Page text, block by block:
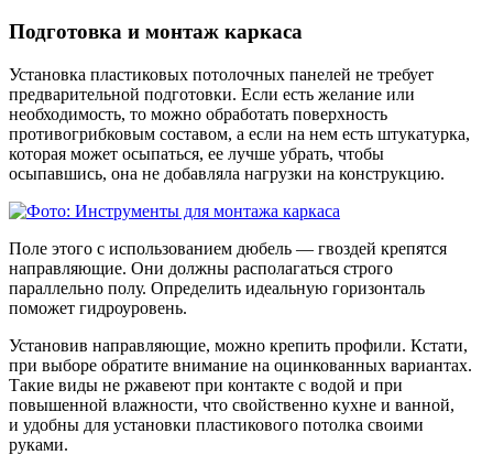
Подготовка и монтаж каркаса
Установка пластиковых потолочных панелей не требует
предварительной подготовки. Если есть желание или
необходимость, то можно обработать поверхность
противогрибковым составом, а если на нем есть штукатурка,
которая может осыпаться, ее лучше убрать, чтобы
осыпавшись, она не добавляла нагрузки на конструкцию.
Поле этого с использованием дюбель — гвоздей крепятся
направляющие. Они должны располагаться строго
параллельно полу. Определить идеальную горизонталь
поможет гидроуровень.
Установив направляющие, можно крепить профили. Кстати,
при выборе обратите внимание на оцинкованных вариантах.
Такие виды не ржавеют при контакте с водой и при
повышенной влажности, что свойственно кухне и ванной,
и удобны для установки пластикового потолка своими
руками.